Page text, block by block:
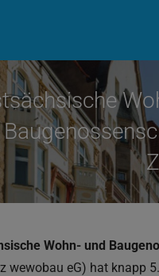
Wohn- und
wewobau eG) hat knapp